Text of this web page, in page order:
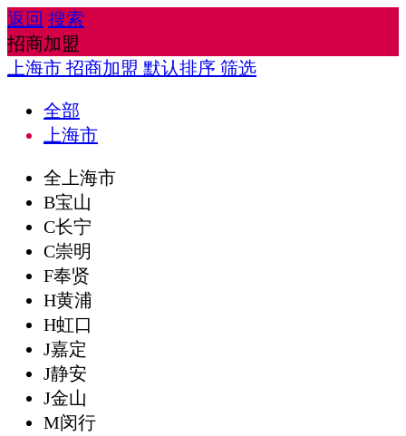
返回 搜索
招商加盟
上海市 招商加盟 默认排序 筛选
全部
上海市
全上海市
B宝山
C长宁
C崇明
F奉贤
H黄浦
H虹口
J嘉定
J静安
J金山
M闵行